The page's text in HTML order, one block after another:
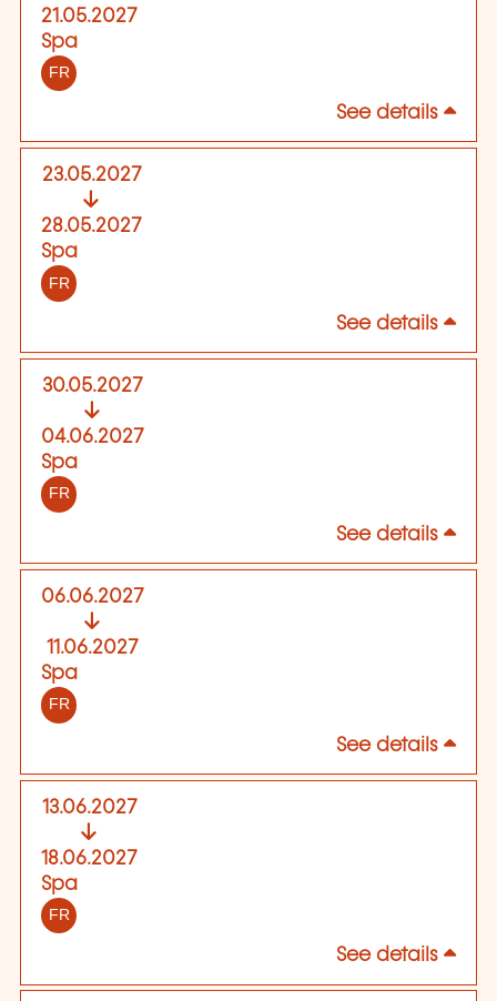
21.05.2027
Spa
FR
See details
23.05.2027
28.05.2027
Spa
FR
See details
30.05.2027
04.06.2027
Spa
FR
See details
06.06.2027
11.06.2027
Spa
FR
See details
13.06.2027
18.06.2027
Spa
FR
See details